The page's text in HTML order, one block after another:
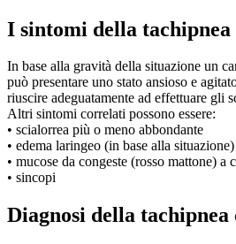
I sintomi della tachipnea
In base alla gravità della situazione un
può presentare uno stato ansioso e
riuscire adeguatamente ad effettuare gli
Altri sintomi correlati possono essere:
• scialorrea più o meno abbondante
• edema laringeo (in base alla situazione)
• mucose da congeste (rosso mattone) a
• sincopi
Diagnosi della tachipnea